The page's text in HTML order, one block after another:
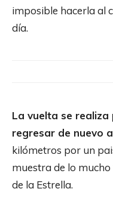
imposible hacerla al
día.
La vuelta se
regresar de nuevo
kilómetros por un
muestra de lo
de la Estrella.